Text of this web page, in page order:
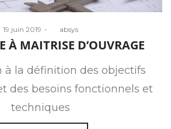
Posted
on
19 juin 2019 absys
À MAITRISE D’OUVRAGE
à la définition des objectifs
des besoins fonctionnels et
techniques